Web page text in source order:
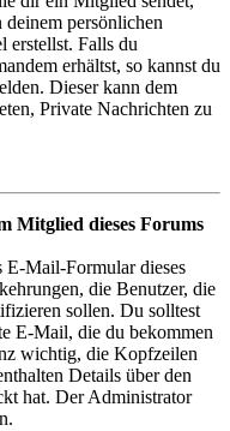
persönlichen
erstellst. Falls du
erhältst, so kannst du
Dieser kann dem
Private Nachrichten zu
Mitglied dieses Forums
E-Mail-Formular dieses
die Benutzer, die
sollen. Du solltest
E-Mail, die du bekommen
wichtig, die Kopfzeilen
Details über den
hat. Der Administrator